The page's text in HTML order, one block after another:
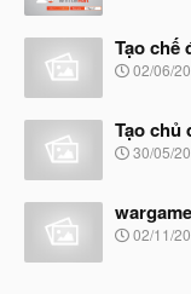
y
b
ắ
ầ
u
Tạo chế
N
y
b
ắ
ầ
u
02/06/
Tạo chủ
N
y
b
ắ
30/05/
N
02/11/